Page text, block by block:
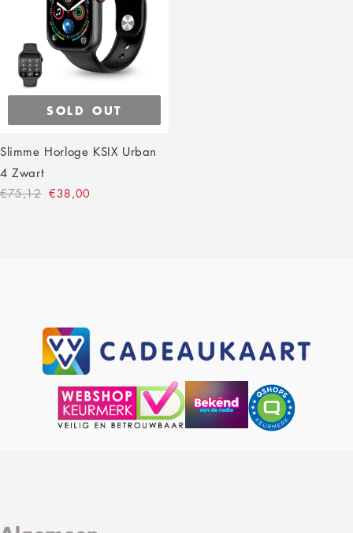
SOLD OUT
Slimme Horloge KSIX Urban
4 Zwart
€75,12 €38,00